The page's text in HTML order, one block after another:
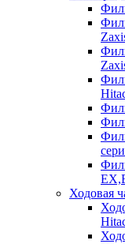
Ходовая